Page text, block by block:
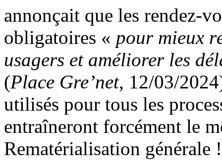
annonçait que les rendez-
obligatoires « pour mieux
usagers et améliorer les
(Place Gre’net, 12/03/
utilisés pour tous les
entraîneront forcément le
Rematérialisation générale !